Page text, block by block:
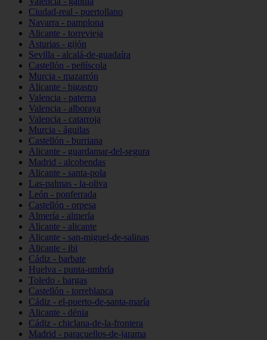
Ciudad-real - puertollano
Navarra - pamplona
Alicante - torrevieja
Asturias - gijón
Sevilla - alcalá-de-guadaíra
Castellón - peñíscola
Murcia - mazarrón
Alicante - bigastro
Valencia - paterna
Valencia - alboraya
Valencia - catarroja
Murcia - águilas
Castellón - burriana
Alicante - guardamar-del-segura
Madrid - alcobendas
Alicante - santa-pola
Las-palmas - la-oliva
León - ponferrada
Castellón - orpesa
Almería - almería
Alicante - alicante
Alicante - san-miguel-de-salinas
Alicante - ibi
Cádiz - barbate
Huelva - punta-umbría
Toledo - bargas
Castellón - torreblanca
Cádiz - el-puerto-de-santa-maría
Alicante - dénia
Cádiz - chiclana-de-la-frontera
Madrid - paracuellos-de-jarama